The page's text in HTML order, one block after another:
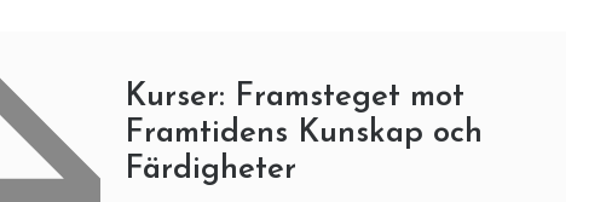
Kurser: Framsteget mot
Framtidens Kunskap och
Färdigheter